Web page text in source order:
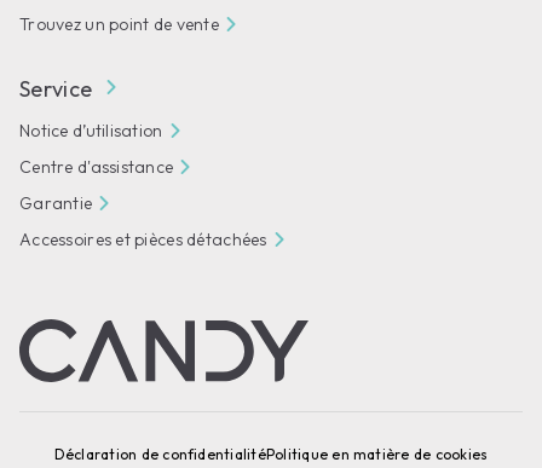
Trouvez un point de vente
Service
Notice d’utilisation
Centre d'assistance
Garantie
Accessoires et pièces détachées
Déclaration de confidentialitéPolitique en matière de cookies